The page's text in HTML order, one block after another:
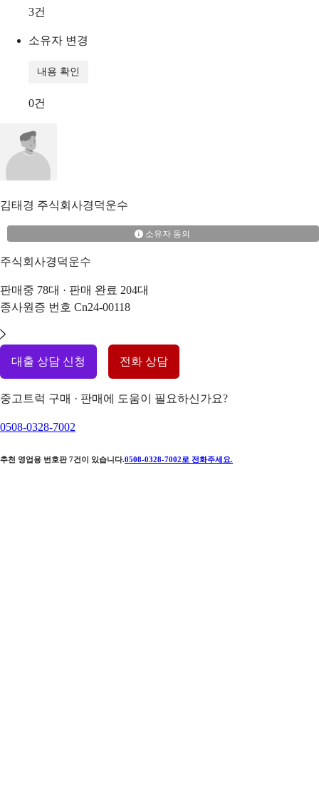
3건
소유자 변경
내용 확인
0건
김태경 주식회사경덕운수
소유자 동의
주식회사경덕운수
판매중 78대 · 판매 완료 204대
종사원증 번호 Cn24-00118
대출 상담 신청 전화 상담
중고트럭 구매 · 판매에 도움이 필요하신가요?
0508-0328-7002
추천 영업용 번호판 7건이 있습니다.0508-0328-7002 로 전화주세요.